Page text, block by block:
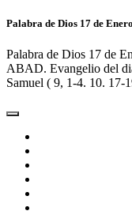
Palabra de Dios 17 de
Palabra de Dios 17 de
ABAD. Evangelio del
Samuel ( 9, 1-4. 10.